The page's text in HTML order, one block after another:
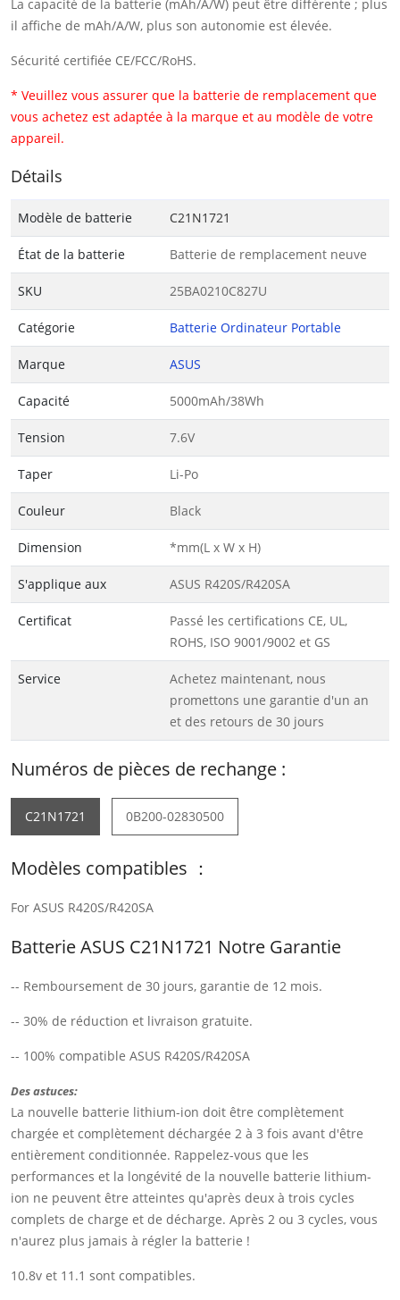
La capacité de la batterie (mAh/A/W) peut être différente ; plus
il affiche de mAh/A/W, plus son autonomie est élevée.
Sécurité certifiée CE/FCC/RoHS.
* Veuillez vous assurer que la batterie de remplacement que
vous achetez est adaptée à la marque et au modèle de votre
appareil.
Détails
Modèle de batterie C21N1721
État de la batterie Batterie de remplacement neuve
SKU 25BA0210C827U
Catégorie Batterie Ordinateur Portable
Marque ASUS
Capacité 5000mAh/38Wh
Tension 7.6V
Taper Li-Po
Couleur Black
Dimension *mm(L x W x H)
S'applique aux ASUS R420S/R420SA
Certificat
Passé les certifications CE, UL,
ROHS, ISO 9001/9002 et GS
Service
Achetez maintenant, nous
promettons une garantie d'un an
et des retours de 30 jours
Numéros de pièces de rechange :
C21N1721 0B200-02830500
Modèles compatibles ：
For ASUS R420S/R420SA
Batterie ASUS C21N1721 Notre Garantie
-- Remboursement de 30 jours, garantie de 12 mois.
-- 30% de réduction et livraison gratuite.
-- 100% compatible ASUS R420S/R420SA
Des astuces:
La nouvelle batterie lithium-ion doit être complètement
chargée et complètement déchargée 2 à 3 fois avant d'être
entièrement conditionnée. Rappelez-vous que les
performances et la longévité de la nouvelle batterie lithium-
ion ne peuvent être atteintes qu'après deux à trois cycles
complets de charge et de décharge. Après 2 ou 3 cycles, vous
n'aurez plus jamais à régler la batterie !
10.8v et 11.1 sont compatibles.